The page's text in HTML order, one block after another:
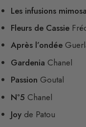
Les infusions mimosa
Fleurs de Cassie
Après l’ondée
Gardenia Chanel
Passion Goutal
N°5 Chanel
Joy de Patou